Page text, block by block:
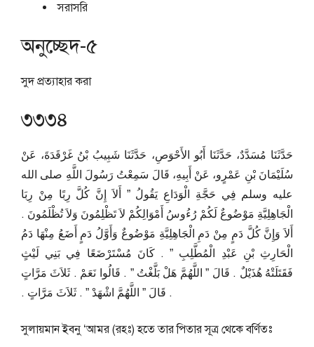
সরাসরি
অনুচ্ছেদ-৫
সুদ প্রত্যাহার করা
৩৩৩৪
حَدَّثَنَا مُسَدَّدٌ، حَدَّثَنَا أَبُو الأَحْوَصِ، حَدَّثَنَا شَبِيبُ بْنُ غَرْقَدَةَ، عَنْ
سُلَيْمَانَ بْنِ عَمْرٍو، عَنْ أَبِيهِ، قَالَ سَمِعْتُ رَسُولَ اللَّهِ صلى الله
عليه وسلم فِي حَجَّةِ الْوَدَاعِ يَقُولُ ‏”‏ أَلاَ إِنَّ كُلَّ رِبًا مِنْ رِبَا
الْجَاهِلِيَّةِ مَوْضُوعٌ لَكُمْ رُءُوسُ أَمْوَالِكُمْ لاَ تَظْلِمُونَ وَلاَ تُظْلَمُونَ ‏.‏
أَلاَ وَإِنَّ كُلَّ دَمٍ مِنْ دَمِ الْجَاهِلِيَّةِ مَوْضُوعٌ وَأَوَّلُ دَمٍ أَضَعُ مِنْهَا دَمُ
الْحَارِثِ بْنِ عَبْدِ الْمُطَّلِبِ ‏”‏ ‏.‏ كَانَ مُسْتَرْضَعًا فِي بَنِي لَيْثٍ
فَقَتَلَتْهُ هُذَيْلٌ ‏.‏ قَالَ ‏”‏ اللَّهُمَّ هَلْ بَلَّغْتُ ‏”‏ ‏.‏ قَالُوا نَعَمْ ‏.‏ ثَلاَثَ مَرَّاتٍ
‏.‏ قَالَ ‏”‏ اللَّهُمَّ اشْهَدْ ‏”‏ ‏.‏ ثَلاَثَ مَرَّاتٍ ‏.‏
সুলায়মান ইবনু ‘আমর (রহঃ) হতে তার পিতার সূত্র থেকে বর্ণিতঃ